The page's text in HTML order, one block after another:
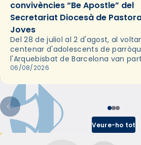
convivències “Be Apostle” del
Secretariat Diocesà de
Joves
Del 28 de juliol al 2 d'agost, al
centenar d'adolescents de
l'Arquebisbat de Barcelona van
les convivències Be Apostle,
06/08/2026
Veure-ho tot